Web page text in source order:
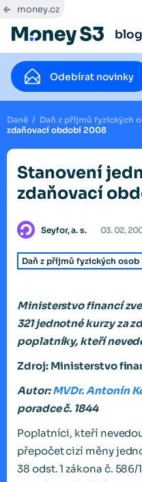
money.cz
Odebírat novinky
Daně / Daň z příjmů fyzických
zdaňovací období 2008
Stanovení
zdaňovací
Seyfor, a. s. 03. 02.
Daň z příjmů fyzických osob
Ministerstvo financí
321 jednotné kurzy za
poplatníky, kteří
Zdroj: Ministerstvo
Autor:MVDr. Antonín
poradce č. 1844
Poplatníci, kteří
přepočet cizí měny
38 odst. 1 zákona č.